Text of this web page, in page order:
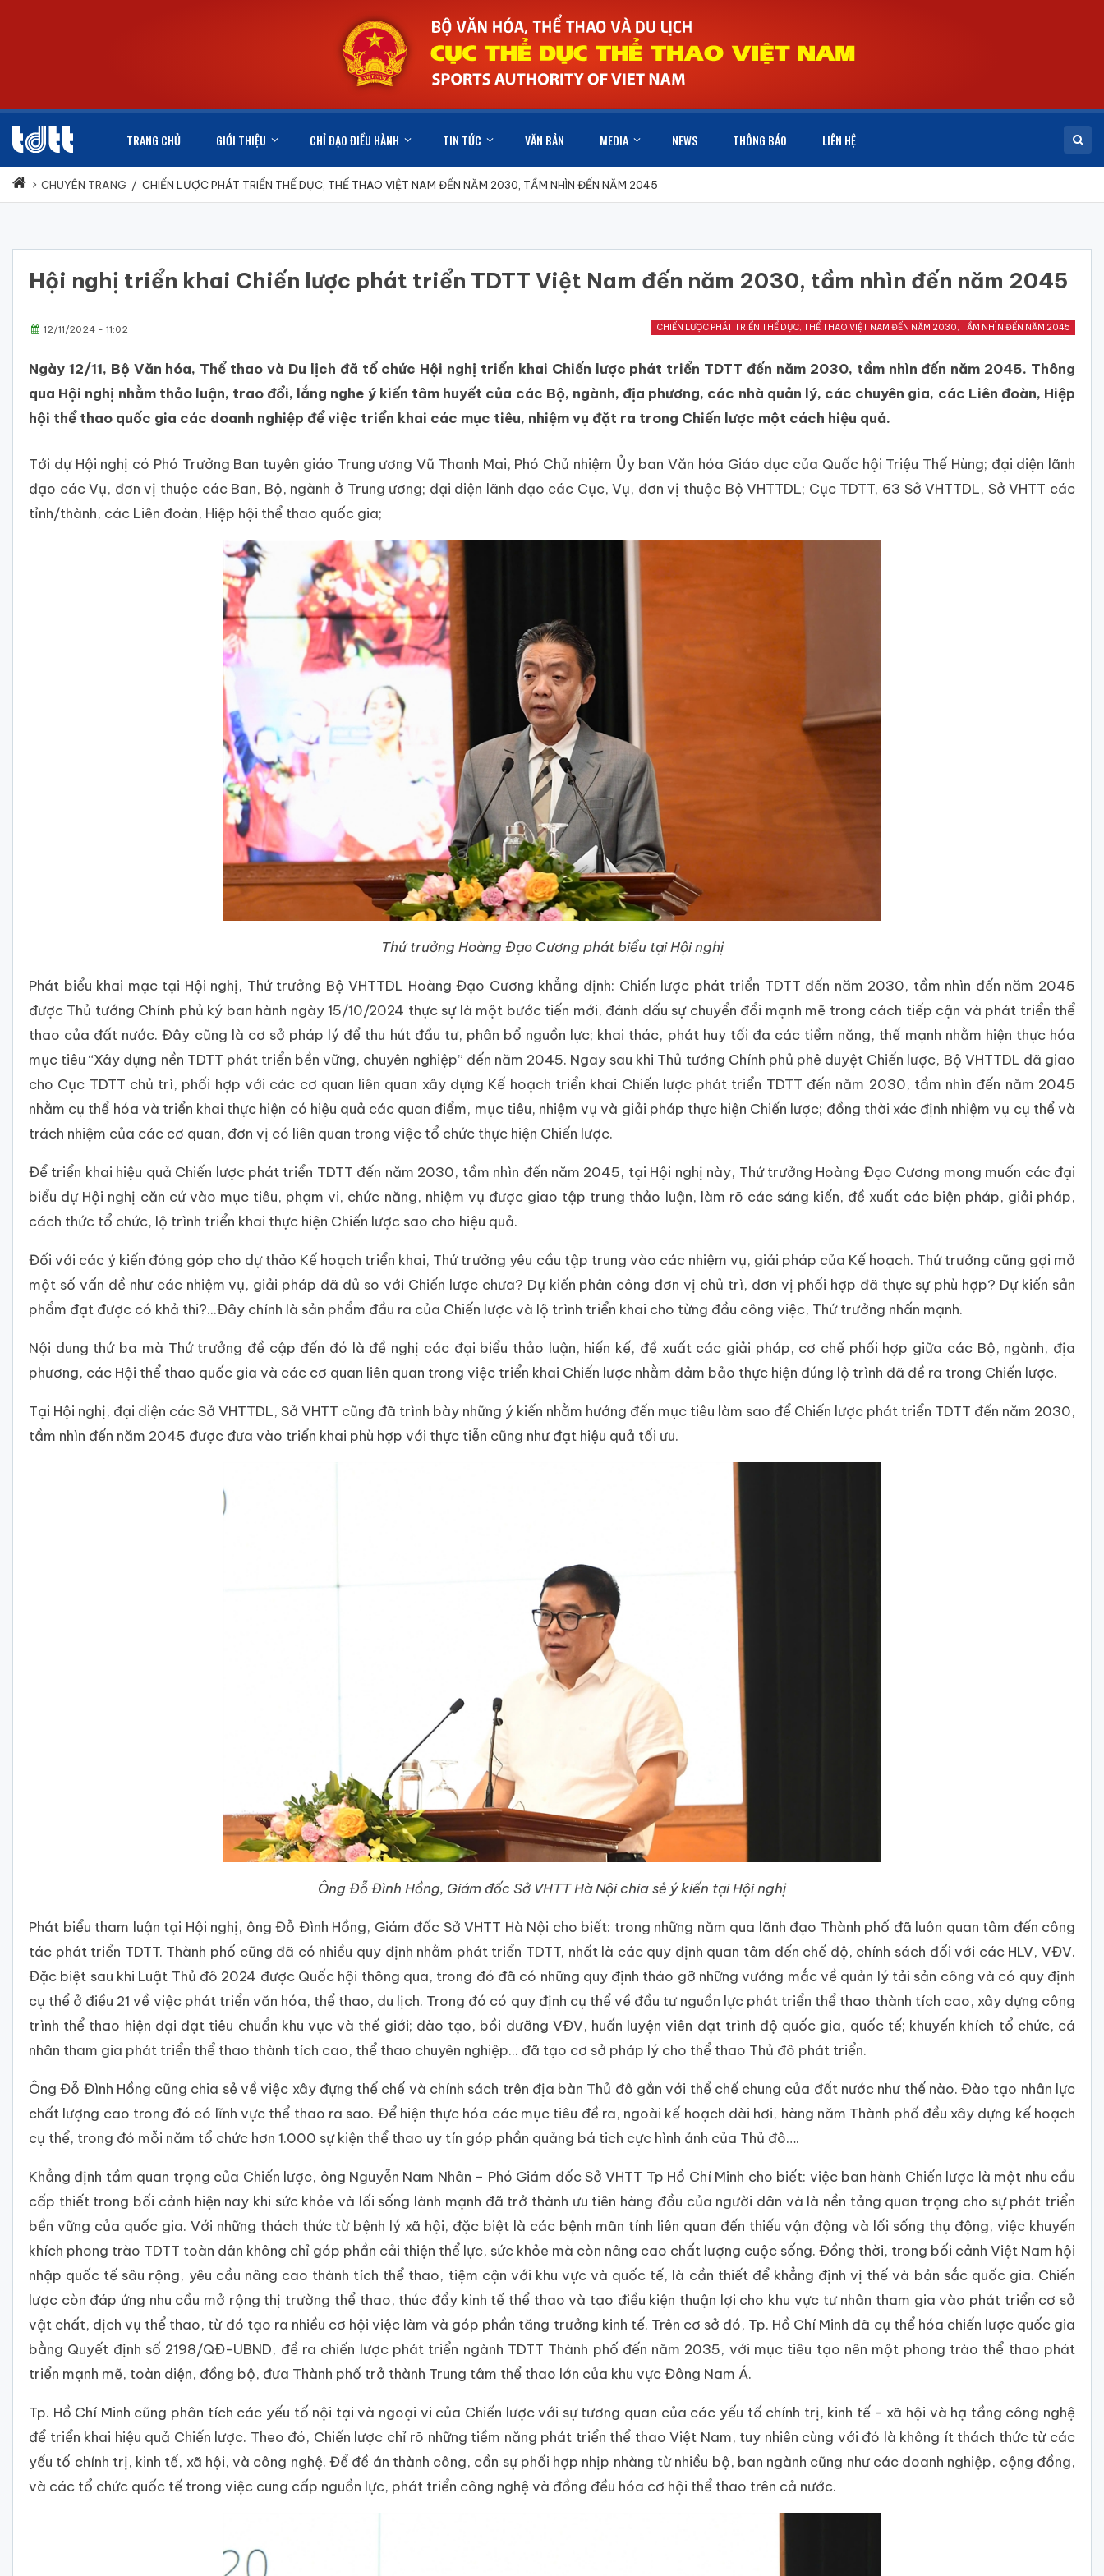
TRANG CHỦ GIỚI THIỆU CHỈ ĐẠO ĐIỀU HÀNH TIN TỨC VĂN BẢN MEDIA NEWS THÔNG BÁO LIÊN HỆ
CHUYÊN TRANG / CHIẾN LƯỢC PHÁT TRIỂN THỂ DỤC, THỂ THAO VIỆT NAM ĐẾN NĂM 2030, TẦM NHÌN ĐẾN NĂM 2045
Hội nghị triển khai Chiến lược phát triển TDTT Việt Nam đến năm 2030, tầm nhìn đến năm 2045
CHIẾN LƯỢC PHÁT TRIỂN THỂ DỤC, THỂ THAO VIỆT NAM ĐẾN NĂM 2030, TẦM NHÌN ĐẾN NĂM 2045
12/11/2024 - 11:02
Ngày 12/11, Bộ Văn hóa, Thể thao và Du lịch đã tổ chức Hội nghị triển khai Chiến lược phát triển TDTT đến năm 2030, tầm nhìn đến năm 2045. Thông
qua Hội nghị nhằm thảo luận, trao đổi, lắng nghe ý kiến tâm huyết của các Bộ, ngành, địa phương, các nhà quản lý, các chuyên gia, các Liên đoàn, Hiệp
hội thể thao quốc gia các doanh nghiệp để việc triển khai các mục tiêu, nhiệm vụ đặt ra trong Chiến lược một cách hiệu quả.
Tới dự Hội nghị có Phó Trưởng Ban tuyên giáo Trung ương Vũ Thanh Mai, Phó Chủ nhiệm Ủy ban Văn hóa Giáo dục của Quốc hội Triệu Thế Hùng; đại diện lãnh
đạo các Vụ, đơn vị thuộc các Ban, Bộ, ngành ở Trung ương; đại diện lãnh đạo các Cục, Vụ, đơn vị thuộc Bộ VHTTDL; Cục TDTT, 63 Sở VHTTDL, Sở VHTT các
tỉnh/thành, các Liên đoàn, Hiệp hội thể thao quốc gia;
Thứ trưởng Hoàng Đạo Cương phát biểu tại Hội nghị
Phát biểu khai mạc tại Hội nghị, Thứ trưởng Bộ VHTTDL Hoàng Đạo Cương khẳng định: Chiến lược phát triển TDTT đến năm 2030, tầm nhìn đến năm 2045
được Thủ tướng Chính phủ ký ban hành ngày 15/10/2024 thực sự là một bước tiến mới, đánh dấu sự chuyển đổi mạnh mẽ trong cách tiếp cận và phát triển thể
thao của đất nước. Đây cũng là cơ sở pháp lý để thu hút đầu tư, phân bổ nguồn lực; khai thác, phát huy tối đa các tiềm năng, thế mạnh nhằm hiện thực hóa
mục tiêu “Xây dựng nền TDTT phát triển bền vững, chuyên nghiệp” đến năm 2045. Ngay sau khi Thủ tướng Chính phủ phê duyệt Chiến lược, Bộ VHTTDL đã giao
cho Cục TDTT chủ trì, phối hợp với các cơ quan liên quan xây dựng Kế hoạch triển khai Chiến lược phát triển TDTT đến năm 2030, tầm nhìn đến năm 2045
nhằm cụ thể hóa và triển khai thực hiện có hiệu quả các quan điểm, mục tiêu, nhiệm vụ và giải pháp thực hiện Chiến lược; đồng thời xác định nhiệm vụ cụ thể và
trách nhiệm của các cơ quan, đơn vị có liên quan trong việc tổ chức thực hiện Chiến lược.
Để triển khai hiệu quả Chiến lược phát triển TDTT đến năm 2030, tầm nhìn đến năm 2045, tại Hội nghị này, Thứ trưởng Hoàng Đạo Cương mong muốn các đại
biểu dự Hội nghị căn cứ vào mục tiêu, phạm vi, chức năng, nhiệm vụ được giao tập trung thảo luận, làm rõ các sáng kiến, đề xuất các biện pháp, giải pháp,
cách thức tổ chức, lộ trình triển khai thực hiện Chiến lược sao cho hiệu quả.
Đối với các ý kiến đóng góp cho dự thảo Kế hoạch triển khai, Thứ trưởng yêu cầu tập trung vào các nhiệm vụ, giải pháp của Kế hoạch. Thứ trưởng cũng gợi mở
một số vấn đề như các nhiệm vụ, giải pháp đã đủ so với Chiến lược chưa? Dự kiến phân công đơn vị chủ trì, đơn vị phối hợp đã thực sự phù hợp? Dự kiến sản
phẩm đạt được có khả thi?...Đây chính là sản phẩm đầu ra của Chiến lược và lộ trình triển khai cho từng đầu công việc, Thứ trưởng nhấn mạnh.
Nội dung thứ ba mà Thứ trưởng đề cập đến đó là đề nghị các đại biểu thảo luận, hiến kế, đề xuất các giải pháp, cơ chế phối hợp giữa các Bộ, ngành, địa
phương, các Hội thể thao quốc gia và các cơ quan liên quan trong việc triển khai Chiến lược nhằm đảm bảo thực hiện đúng lộ trình đã đề ra trong Chiến lược.
Tại Hội nghị, đại diện các Sở VHTTDL, Sở VHTT cũng đã trình bày những ý kiến nhằm hướng đến mục tiêu làm sao để Chiến lược phát triển TDTT đến năm 2030,
tầm nhìn đến năm 2045 được đưa vào triển khai phù hợp với thực tiễn cũng như đạt hiệu quả tối ưu.
Ông Đỗ Đình Hồng, Giám đốc Sở VHTT Hà Nội chia sẻ ý kiến tại Hội nghị
Phát biểu tham luận tại Hội nghị, ông Đỗ Đình Hồng, Giám đốc Sở VHTT Hà Nội cho biết: trong những năm qua lãnh đạo Thành phố đã luôn quan tâm đến công
tác phát triển TDTT. Thành phố cũng đã có nhiều quy định nhằm phát triển TDTT, nhất là các quy định quan tâm đến chế độ, chính sách đối với các HLV, VĐV.
Đặc biệt sau khi Luật Thủ đô 2024 được Quốc hội thông qua, trong đó đã có những quy định tháo gỡ những vướng mắc về quản lý tải sản công và có quy định
cụ thể ở điều 21 về việc phát triển văn hóa, thể thao, du lịch. Trong đó có quy định cụ thể về đầu tư nguồn lực phát triển thể thao thành tích cao, xây dựng công
trình thể thao hiện đại đạt tiêu chuẩn khu vực và thế giới; đào tạo, bồi dưỡng VĐV, huấn luyện viên đạt trình độ quốc gia, quốc tế; khuyến khích tổ chức, cá
nhân tham gia phát triển thể thao thành tích cao, thể thao chuyên nghiệp... đã tạo cơ sở pháp lý cho thể thao Thủ đô phát triển.
Ông Đỗ Đình Hồng cũng chia sẻ về việc xây đựng thể chế và chính sách trên địa bàn Thủ đô gắn với thể chế chung của đất nước như thế nào. Đào tạo nhân lực
chất lượng cao trong đó có lĩnh vực thể thao ra sao. Để hiện thực hóa các mục tiêu đề ra, ngoài kế hoạch dài hơi, hàng năm Thành phố đều xây dựng kế hoạch
cụ thể, trong đó mỗi năm tổ chức hơn 1.000 sự kiện thể thao uy tín góp phần quảng bá tich cực hình ảnh của Thủ đô….
Khẳng định tầm quan trọng của Chiến lược, ông Nguyễn Nam Nhân – Phó Giám đốc Sở VHTT Tp Hồ Chí Minh cho biết: việc ban hành Chiến lược là một nhu cầu
cấp thiết trong bối cảnh hiện nay khi sức khỏe và lối sống lành mạnh đã trở thành ưu tiên hàng đầu của người dân và là nền tảng quan trọng cho sự phát triển
bền vững của quốc gia. Với những thách thức từ bệnh lý xã hội, đặc biệt là các bệnh mãn tính liên quan đến thiếu vận động và lối sống thụ động, việc khuyến
khích phong trào TDTT toàn dân không chỉ góp phần cải thiện thể lực, sức khỏe mà còn nâng cao chất lượng cuộc sống. Đồng thời, trong bối cảnh Việt Nam hội
nhập quốc tế sâu rộng, yêu cầu nâng cao thành tích thể thao, tiệm cận với khu vực và quốc tế, là cần thiết để khẳng định vị thế và bản sắc quốc gia. Chiến
lược còn đáp ứng nhu cầu mở rộng thị trường thể thao, thúc đẩy kinh tế thể thao và tạo điều kiện thuận lợi cho khu vực tư nhân tham gia vào phát triển cơ sở
vật chất, dịch vụ thể thao, từ đó tạo ra nhiều cơ hội việc làm và góp phần tăng trưởng kinh tế. Trên cơ sở đó, Tp. Hồ Chí Minh đã cụ thể hóa chiến lược quốc gia
bằng Quyết định số 2198/QĐ-UBND, đề ra chiến lược phát triển ngành TDTT Thành phố đến năm 2035, với mục tiêu tạo nên một phong trào thể thao phát
triển mạnh mẽ, toàn diện, đồng bộ, đưa Thành phố trở thành Trung tâm thể thao lớn của khu vực Đông Nam Á.
Tp. Hồ Chí Minh cũng phân tích các yếu tố nội tại và ngoại vi của Chiến lược với sự tương quan của các yếu tố chính trị, kinh tế - xã hội và hạ tầng công nghệ
để triển khai hiệu quả Chiến lược. Theo đó, Chiến lược chỉ rõ những tiềm năng phát triển thể thao Việt Nam, tuy nhiên cùng với đó là không ít thách thức từ các
yếu tố chính trị, kinh tế, xã hội, và công nghệ. Để đề án thành công, cần sự phối hợp nhịp nhàng từ nhiều bộ, ban ngành cũng như các doanh nghiệp, cộng đồng,
và các tổ chức quốc tế trong việc cung cấp nguồn lực, phát triển công nghệ và đồng đều hóa cơ hội thể thao trên cả nước.